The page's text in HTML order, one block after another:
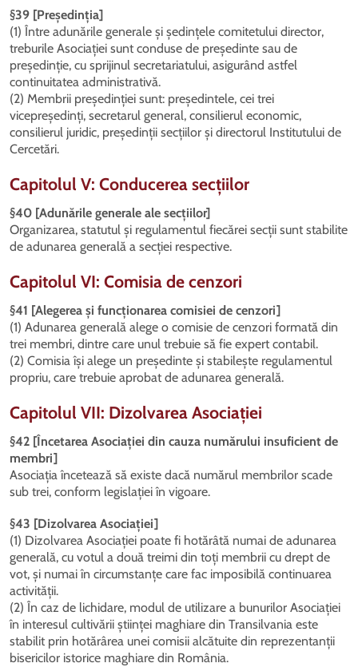
§39 [Președinția]
(1) Între adunările generale și ședințele comitetului director,
treburile Asociației sunt conduse de președinte sau de
președinție, cu sprijinul secretariatului, asigurând astfel
continuitatea administrativă.
(2) Membrii președinției sunt: președintele, cei trei
vicepreședinți, secretarul general, consilierul economic,
consilierul juridic, președinții secțiilor și directorul Institutului de
Cercetări.
Capitolul V: Conducerea secțiilor
§40 [Adunările generale ale secțiilor]
Organizarea, statutul și regulamentul fiecărei secții sunt stabilite
de adunarea generală a secției respective.
Capitolul VI: Comisia de cenzori
§41 [Alegerea și funcționarea comisiei de cenzori]
(1) Adunarea generală alege o comisie de cenzori formată din
trei membri, dintre care unul trebuie să fie expert contabil.
(2) Comisia își alege un președinte și stabilește regulamentul
propriu, care trebuie aprobat de adunarea generală.
Capitolul VII: Dizolvarea Asociației
§42 [Încetarea Asociației din cauza numărului insuficient de
membri]
Asociația încetează să existe dacă numărul membrilor scade
sub trei, conform legislației în vigoare.
§43 [Dizolvarea Asociației]
(1) Dizolvarea Asociației poate fi hotărâtă numai de adunarea
generală, cu votul a două treimi din toți membrii cu drept de
vot, și numai în circumstanțe care fac imposibilă continuarea
activității.
(2) În caz de lichidare, modul de utilizare a bunurilor Asociației
în interesul cultivării științei maghiare din Transilvania este
stabilit prin hotărârea unei comisii alcătuite din reprezentanții
bisericilor istorice maghiare din România.